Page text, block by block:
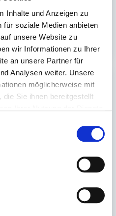
Inhalte und Anzeigen zu
für soziale Medien anbieten
unsere Website zu
wir Informationen zu Ihrer
an unsere Partner für
Analysen weiter. Unsere
möglicherweise mit
Sie ihnen bereitgestellt
und Größen